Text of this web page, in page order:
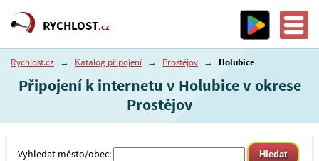
RYCHLOST.cz
Rychlost.cz → Katalog připojení → Prostějov → Holubice
Připojení k internetu v Holubice v okrese
Prostějov
Vyhledat město/obec: